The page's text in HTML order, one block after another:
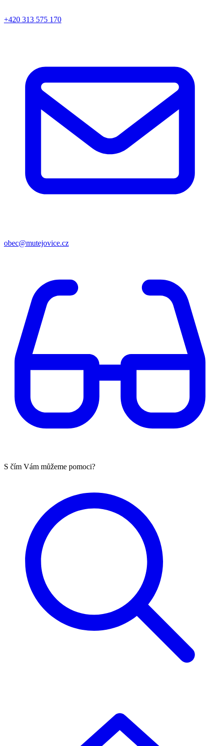
+420 313 575 170
obec@mutejovice.cz
S čím Vám můžeme pomoci?